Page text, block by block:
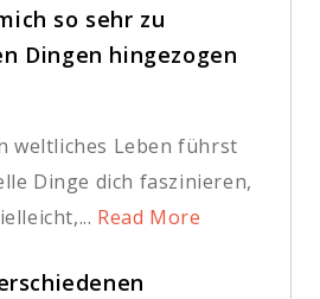
so sehr zu
Dingen hingezogen
weltliches Leben führst
Dinge dich faszinieren,
Read More